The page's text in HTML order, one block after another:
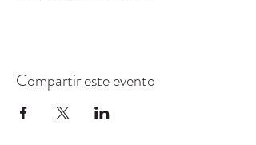
Compartir este evento